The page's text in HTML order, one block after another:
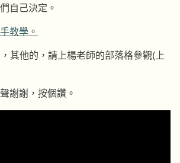
自己決定。
教學。
其他的，請上楊老師的部落格參觀(上
謝謝，按個讚。